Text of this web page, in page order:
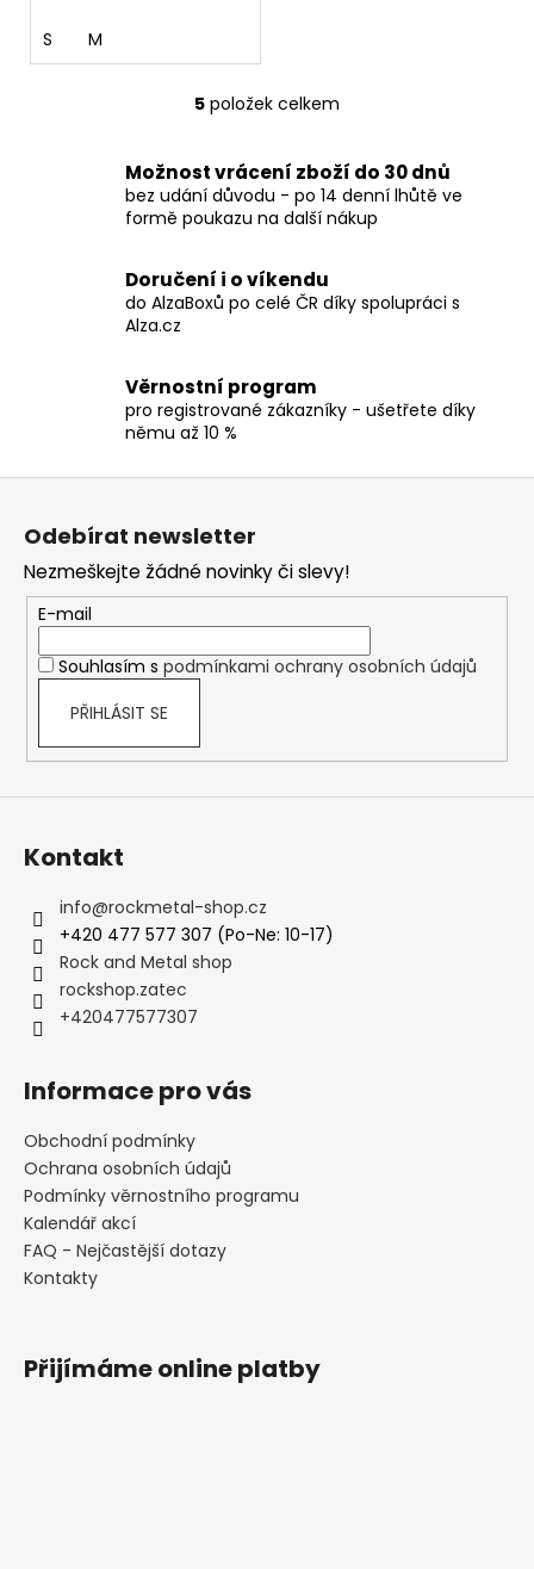
S M
O
l
á
d
c
í
v
k
ý
s
u
5 položek celkem
Možnost vrácení zboží do 30 dnů
bez udání důvodu - po 14 denní lhůtě ve
formě poukazu na další nákup
Doručení i o víkendu
do AlzaBoxů po celé ČR díky spolupráci s
Alza.cz
Věrnostní program
pro registrované zákazníky - ušetřete díky
němu až 10 %
Odebírat newsletter
Nezmeškejte žádné novinky či slevy!
E-mail
Souhlasím s podmínkami ochrany osobních údajů
PŘIHLÁSIT SE
Kontakt
info@rockmetal-shop.cz
+420 477 577 307 (Po-Ne: 10-17)
Rock and Metal shop
rockshop.zatec
+420477577307
Informace pro vás
Obchodní podmínky
Ochrana osobních údajů
Podmínky věrnostního programu
Kalendář akcí
FAQ - Nejčastější dotazy
Kontakty
Přijímáme online platby